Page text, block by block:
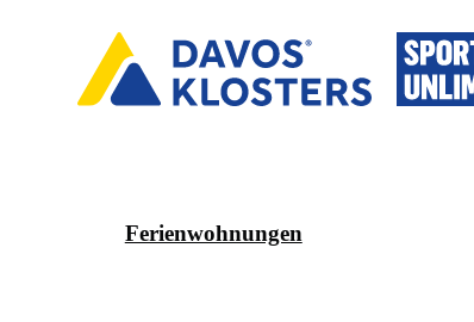
Ferienwohnungen